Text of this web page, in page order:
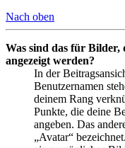
Nach oben
Was sind das für Bilder,
angezeigt werden?
In der
Benutzernamen
deinem Rang
Punkte, die deine
angeben. Das
„Avatar“